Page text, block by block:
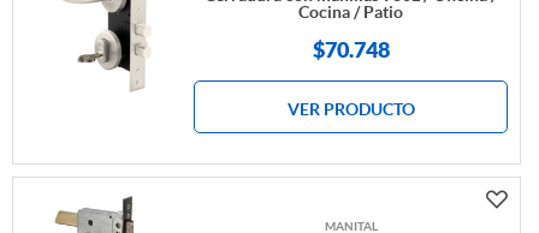
Cocina / Patio
$70.748
VER PRODUCTO
MANITAL